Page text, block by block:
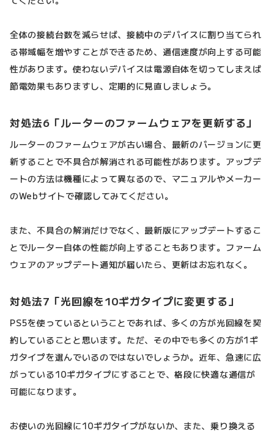
全体の接続台数を減らせば、接続中のデバイスに割り当てられ
る帯域幅を増やすことができるため、通信速度が向上する可能
性があります。使わないデバイスは電源自体を切ってしまえば
節電効果もありますし、定期的に見直しましょう。
対処法6「ルーターのファームウェアを更新する」
ルーターのファームウェアが古い場合、最新のバージョンに更
新することで不具合が解消される可能性があります。アップデ
ートの方法は機種によって異なるので、マニュアルやメーカー
のWebサイトで確認してみてください。
また、不具合の解消だけでなく、最新版にアップデートするこ
とでルーター自体の性能が向上することもあります。ファーム
ウェアのアップデート通知が届いたら、更新はお忘れなく。
対処法7「光回線を10ギガタイプに変更する」
PS5を使っているということであれば、多くの方が光回線を契
約していることと思います。ただ、その中でも多くの方が1ギ
ガタイプを選んでいるのではないでしょうか。近年、急速に広
がっている10ギガタイプにすることで、格段に快適な通信が
可能になります。
お使いの光回線に10ギガタイプがないか、また、乗り換える